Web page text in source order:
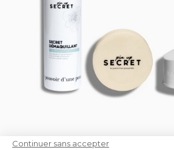
Continuer sans accepter